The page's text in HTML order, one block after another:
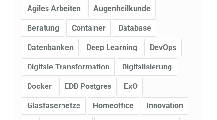
Agiles Arbeiten Augenheilkunde
Beratung Container Database
Datenbanken Deep Learning DevOps
Digitale Transformation Digitalisierung
Docker EDB Postgres ExO
Glasfasernetze Homeoffice Innovation